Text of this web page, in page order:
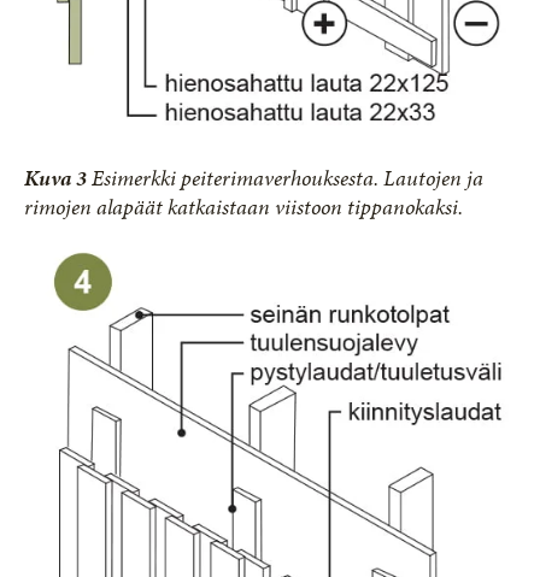
Kuva 3Esimerkki peiterimaverhouksesta. Lautojen ja
rimojen alapäät katkaistaan viistoon tippanokaksi.